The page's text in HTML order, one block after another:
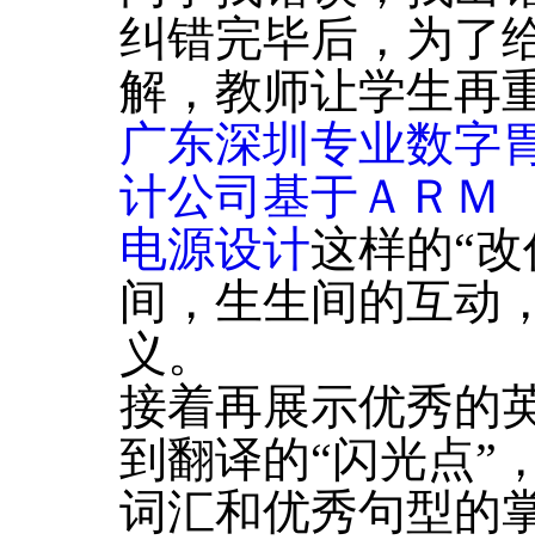
纠错完毕后，为了
解，教师让学生再
广东深圳专业数字
计公司基于ＡＲ
电源设计这样的“
间，生生间的互动
义。
接着再展示优秀的
到翻译的“闪光点”
词汇和优秀句型的